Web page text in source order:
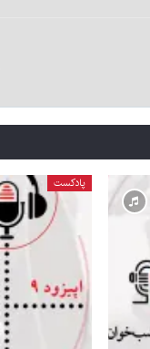
پادکست